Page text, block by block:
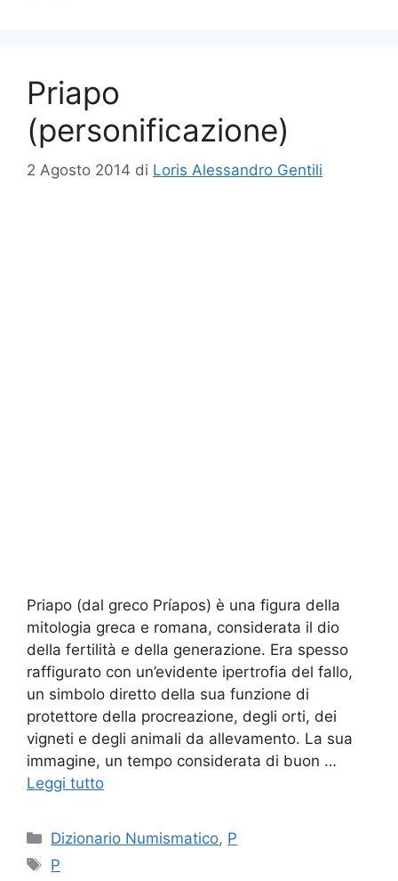
Priapo
(personificazione)
2 Agosto 2014 di Loris Alessandro Gentili
Priapo (dal greco Príapos) è una figura della
mitologia greca e romana, considerata il dio
della fertilità e della generazione. Era spesso
raffigurato con un’evidente ipertrofia del fallo,
un simbolo diretto della sua funzione di
protettore della procreazione, degli orti, dei
vigneti e degli animali da allevamento. La sua
immagine, un tempo considerata di buon …
Leggi tutto
Categorie
Dizionario Numismatico, P
Tag
P